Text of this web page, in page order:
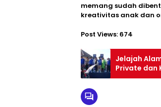
memang sudah
kreativitas anak dan
Post Views: 674
Jelajah
Private dan